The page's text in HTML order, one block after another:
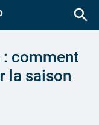
search
comment
la saison